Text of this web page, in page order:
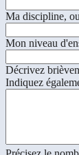
Ma discipline,
Mon niveau
Décrivez
Indiquez